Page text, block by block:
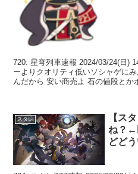
720: 星穹列車速報 2024/03/24(日)
ーよりクオリティ低いソシャゲに
んだから 安い商売よ 石の値段とか
スタレ
【ス
ね？←
どど